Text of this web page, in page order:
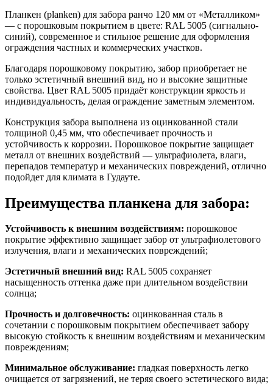
Планкен (planken) для забора ранчо 120 мм от «Металликом»
— с порошковым покрытием в цвете: RAL 5005 (сигнально-
синий), современное и стильное решение для оформления
ограждения частных и коммерческих участков.
Благодаря порошковому покрытию, забор приобретает не
только эстетичный внешний вид, но и высокие защитные
свойства. Цвет RAL 5005 придаёт конструкции яркость и
индивидуальность, делая ограждение заметным элементом.
Конструкция забора выполнена из оцинкованной стали
толщиной 0,45 мм, что обеспечивает прочность и
устойчивость к коррозии. Порошковое покрытие защищает
металл от внешних воздействий — ультрафиолета, влаги,
перепадов температур и механических повреждений, отлично
подойдет для климата в Гудауте.
Преимущества планкена для забора:
Устойчивость к внешним воздействиям: порошковое
покрытие эффективно защищает забор от ультрафиолетового
излучения, влаги и механических повреждений;
Эстетичный внешний вид: RAL 5005 сохраняет
насыщенность оттенка даже при длительном воздействии
солнца;
Прочность и долговечность: оцинкованная сталь в
сочетании с порошковым покрытием обеспечивает забору
высокую стойкость к внешним воздействиям и механическим
повреждениям;
Минимальное обслуживание: гладкая поверхность легко
очищается от загрязнений, не теряя своего эстетического вида;